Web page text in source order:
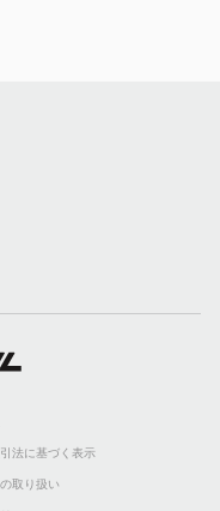
法に基づく表示
取り扱い